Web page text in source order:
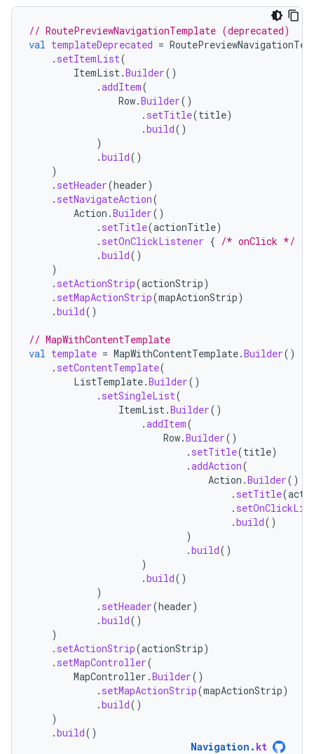
// RoutePreviewNavigationTemplate (deprecated)
val templateDeprecated =
. setItemList(
ItemList.Builder()
.addItem(
Row.Builder()
. setTitle(title)
.build()
)
.build()
)
. setHeader(header)
. setNavigateAction(
Action .Builder()
. setTitle(actionTitle)
. setOnClickListener { /* onClick */
.build()
)
. setActionStrip(actionStrip)
. setMapActionStrip(mapActionStrip)
.build()
// MapWithContentTemplate
val template = MapWithContentTemplate.Builder()
. setContentTemplate(
ListTemplate.Builder()
. setSingleList(
ItemList.Builder()
.addItem(
Row.Builder()
. setTitle(title)
.addAction(
Action .Builder()
. setTitle(
.
.build()
)
.build()
)
.build()
)
. setHeader(header)
.build()
)
. setActionStrip(actionStrip)
. setMapController(
MapController .Builder()
. setMapActionStrip(mapActionStrip)
.build()
)
.build()
Navigation . kt